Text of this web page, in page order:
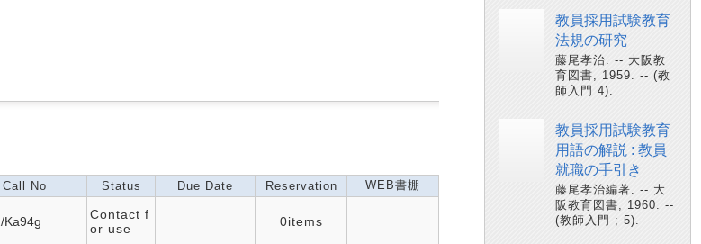
Call No Status Due Date Reservation WEB書棚
Ka94g
Contact f
or use
0items
教員採用試験教育
法規の研究
藤尾孝治. -- 大阪教
育図書, 1959. -- (教
師入門 4).
教員採用試験教育
用語の解説 : 教員
就職の手引き
藤尾孝治編著. -- 大
阪教育図書, 1960. --
(教師入門 ; 5).